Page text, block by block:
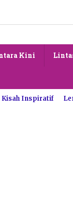
Kini
Kisah Inspiratif